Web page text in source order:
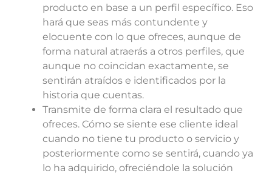
producto en base a un perfil específico. Eso
hará que seas más contundente y
elocuente con lo que ofreces, aunque de
forma natural atraerás a otros perfiles, que
aunque no coincidan exactamente, se
sentirán atraídos e identificados por la
historia que cuentas.
Transmite de forma clara el resultado que
ofreces. Cómo se siente ese cliente ideal
cuando no tiene tu producto o servicio y
posteriormente como se sentirá, cuando ya
lo ha adquirido, ofreciéndole la solución